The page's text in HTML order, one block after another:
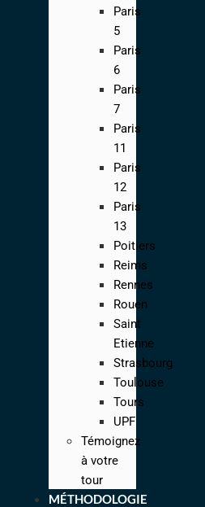
Paris
5
Paris
6
Paris
7
Paris
11
Paris
12
Paris
13
Poitiers
Reims
Rennes
Rouen
Saint
Etienne
Strasbourg
Toulouse
Tours
UPF
Témoignez
à votre
tour
MÉTHODOLOGIE